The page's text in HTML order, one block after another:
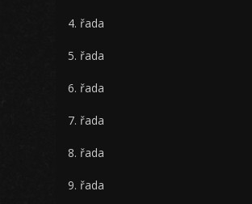
4. řada
5. řada
6. řada
7. řada
8. řada
9. řada